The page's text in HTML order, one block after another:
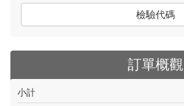
檢驗代碼
訂單概觀
小計